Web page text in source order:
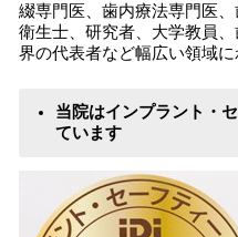
綴専門医、歯内療法専門医
衛生士、研究者、大学教員
界の代表者など幅広い領域に
当院はインプラント・
ています